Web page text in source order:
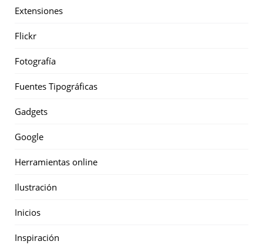
Extensiones
Flickr
Fotografía
Fuentes Tipográficas
Gadgets
Google
Herramientas online
Ilustración
Inicios
Inspiración